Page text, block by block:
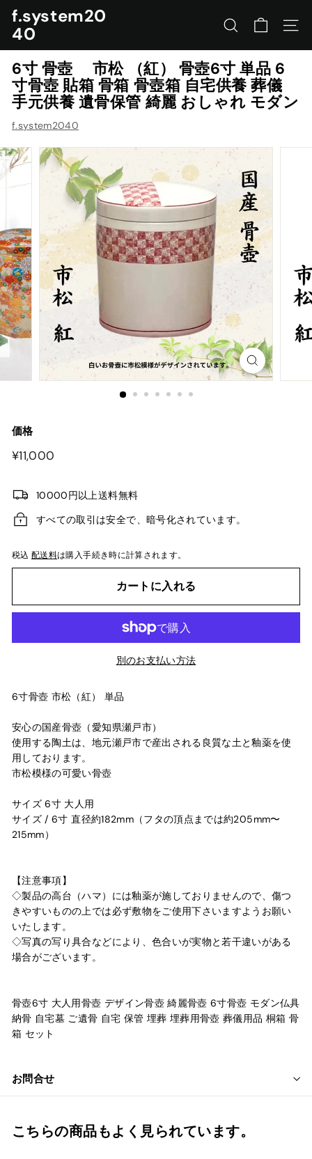
ン
プ
す
る
f.system20
40
サイトを検索する
ナビ
6寸 骨壺 市松 （紅） 骨壺6寸 単品 6
寸骨壺 貼箱 骨箱 骨壺箱 自宅供養 葬儀
手元供養 遺骨保管 綺麗 おしゃれ モダン
f.system2040
価格
¥11,000
10000円以上送料無料
すべての取引は安全で、暗号化されています。
税込配送料は購入手続き時に計算されます。
カートに入れる
別のお支払い方法
6寸骨壺 市松（紅） 単品
安心の国産骨壺（愛知県瀬戸市）
使用する陶土は、地元瀬戸市で産出される良質な土と釉薬を使
用しております。
市松模様の可愛い骨壺
サイズ 6寸 大人用
サイズ / 6寸 直径約182mm（フタの頂点までは約205mm〜
215mm）
【注意事項】
◇製品の高台（ハマ）には釉薬が施しておりませんので、傷つ
きやすいものの上では必ず敷物をご使用下さいますようお願い
いたします。
◇写真の写り具合などにより、色合いが実物と若干違いがある
場合がございます。
骨壺6寸 大人用骨壺 デザイン骨壺 綺麗骨壺 6寸骨壺 モダン仏具
納骨 自宅墓 ご遺骨 自宅 保管 埋葬 埋葬用骨壺 葬儀用品 桐箱 骨
箱 セット
お問合せ
こちらの商品もよく見られています。